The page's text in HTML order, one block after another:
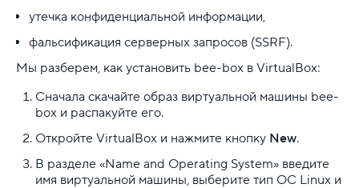
утечка конфиденциальной информации,
фальсификация серверных запросов (SSRF).
Мы разберем, как установить bee-box в VirtualBox:
Сначала скачайте образ виртуальной машины bee-
box и распакуйте его.
Откройте VirtualBox и нажмите кнопку New.
В разделе «Name and Operating System» введите
имя виртуальной машины, выберите тип ОС Linux и